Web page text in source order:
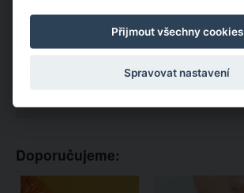
Doporučujeme:
Přijmout všechny cookies
Spravovat nastavení